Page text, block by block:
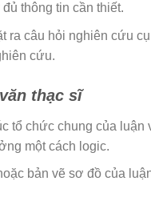
thông tin cần thiết.
ra câu hỏi nghiên cứu
cứu.
thạc sĩ
tổ chức chung của
một cách logic.
bản vẽ sơ đồ của